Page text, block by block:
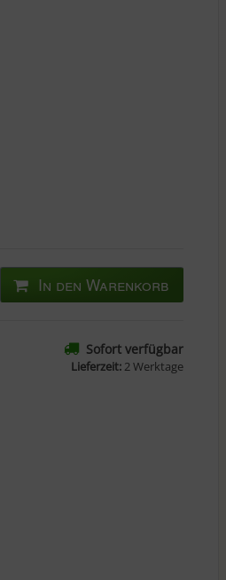
In den Warenkorb
Sofort verfügbar
Lieferzeit: 2 Werktage